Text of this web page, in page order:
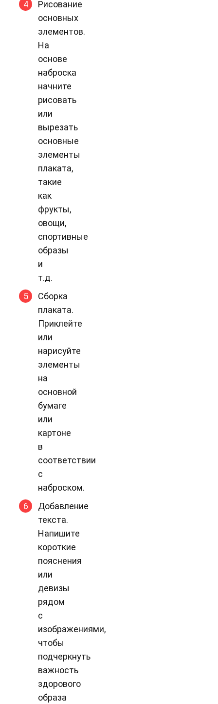
Рисование
основных
элементов.
На
основе
наброска
начните
рисовать
или
вырезать
основные
элементы
плаката,
такие
как
фрукты,
овощи,
спортивные
образы
и
т.д.
Сборка
плаката.
Приклейте
или
нарисуйте
элементы
на
основной
бумаге
или
картоне
в
соответствии
с
наброском.
Добавление
текста.
Напишите
короткие
пояснения
или
девизы
рядом
с
изображениями,
чтобы
подчеркнуть
важность
здорового
образа